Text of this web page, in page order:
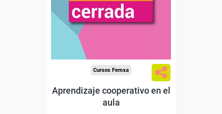
Cursos Femxa
Aprendizaje cooperativo en el
aula